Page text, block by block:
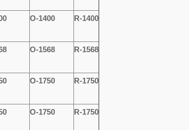
O-1400 R-1400
O-1568 R-1568
O-1750 R-1750
O-1750 R-1750